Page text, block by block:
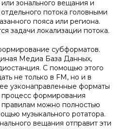
зонального вещания и
потока головными
пояса или региона.
задачи локализации потока.
субформатов.
Медиа База Данных,
С помощью этого
не только в FM, но и в
узконаправленные форматы
формирования
можно полностью
музыкального ротатора.
вещания отправит эти